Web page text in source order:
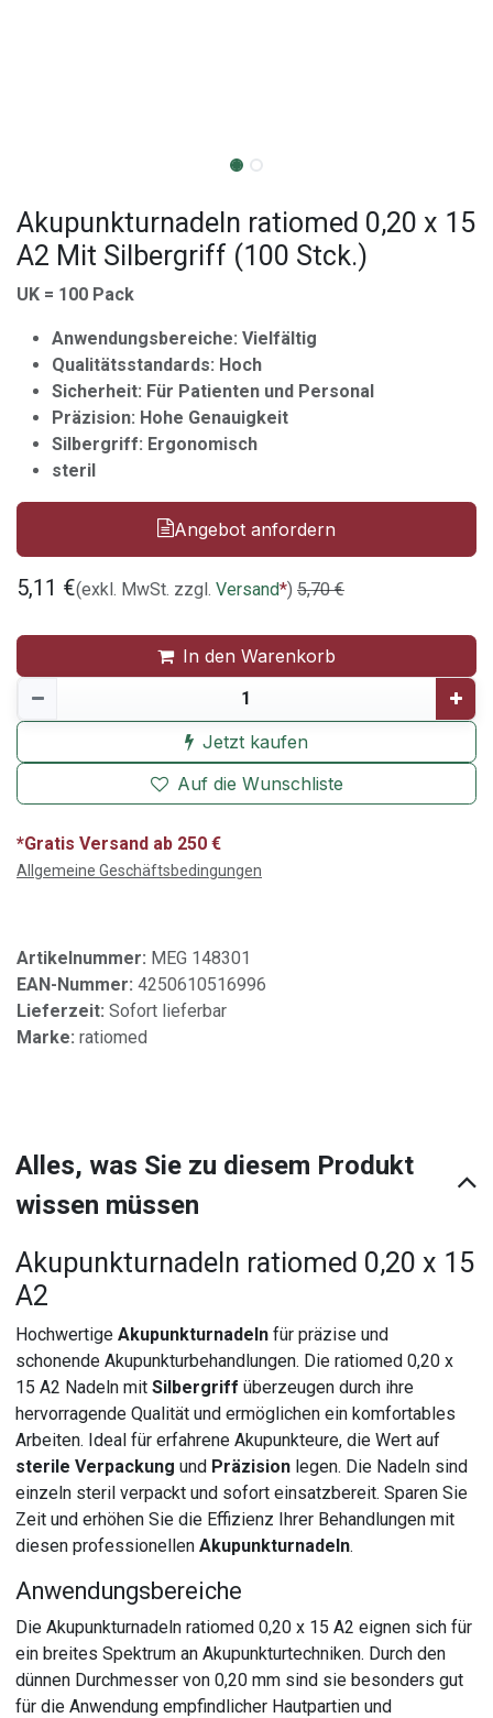
Akupunkturnadeln ratiomed 0,20 x 15
A2 Mit Silbergriff (100 Stck.)
UK = 100 Pack
Anwendungsbereiche: Vielfältig
Qualitätsstandards: Hoch
Sicherheit: Für Patienten und Personal
Präzision: Hohe Genauigkeit
Silbergriff: Ergonomisch
steril
Angebot anfordern
5,11 €(exkl. MwSt. zzgl. Versand*) 5,70€
In den Warenkorb
Jetzt kaufen
Auf die Wunschliste
*Gratis Versand ab 250 €
Allgemeine Geschäftsbedingungen
Artikelnummer: MEG 148301
EAN-Nummer: 4250610516996
Lieferzeit: Sofort lieferbar
Marke: ratiomed
Alles, was Sie zu diesem Produkt
wissen müssen
Akupunkturnadeln ratiomed 0,20 x 15
A2
HochwertigeAkupunkturnadeln für präzise und
schonende Akupunkturbehandlungen. Die ratiomed 0,20 x
15 A2 Nadeln mitSilbergriff überzeugen durch ihre
hervorragende Qualität und ermöglichen ein komfortables
Arbeiten. Ideal für erfahrene Akupunkteure, die Wert auf
sterile Verpackung und Präzision legen. Die Nadeln sind
einzeln steril verpackt und sofort einsatzbereit. Sparen Sie
Zeit und erhöhen Sie die Effizienz Ihrer Behandlungen mit
diesen professionellenAkupunkturnadeln.
Anwendungsbereiche
Die Akupunkturnadeln ratiomed 0,20 x 15 A2 eignen sich für
ein breites Spektrum an Akupunkturtechniken. Durch den
dünnen Durchmesser von 0,20 mm sind sie besonders gut
für die Anwendung empfindlicher Hautpartien und